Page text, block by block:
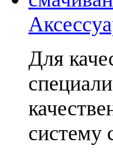
Для
систему